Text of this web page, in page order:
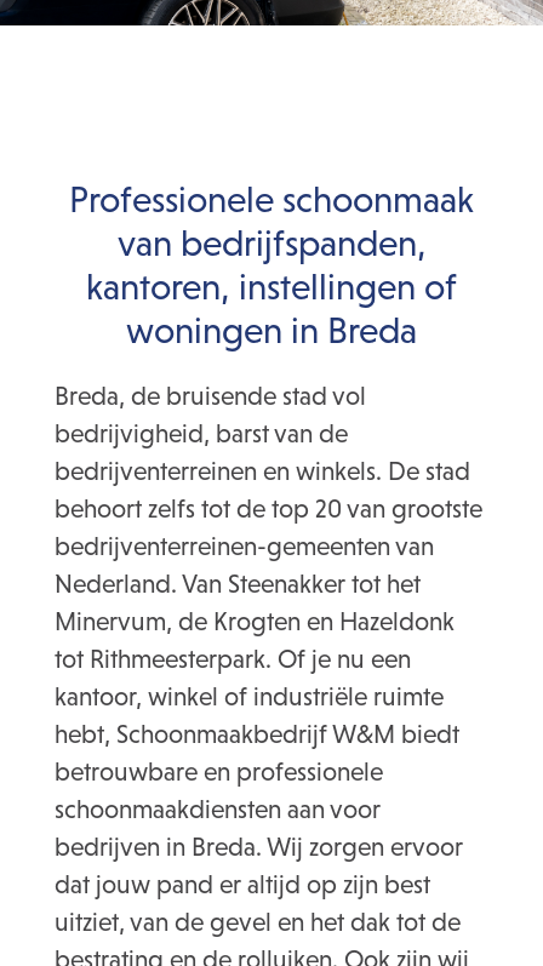
Professionele schoonmaak
van bedrijfspanden,
kantoren, instellingen of
woningen in Breda
Breda, de bruisende stad vol
bedrijvigheid, barst van de
bedrijventerreinen en winkels. De stad
behoort zelfs tot de top 20 van grootste
bedrijventerreinen-gemeenten van
Nederland. Van Steenakker tot het
Minervum, de Krogten en Hazeldonk
tot Rithmeesterpark. Of je nu een
kantoor, winkel of industriële ruimte
hebt, Schoonmaakbedrijf W&M biedt
betrouwbare en professionele
schoonmaakdiensten aan voor
bedrijven in Breda. Wij zorgen ervoor
dat jouw pand er altijd op zijn best
uitziet, van de gevel en het dak tot de